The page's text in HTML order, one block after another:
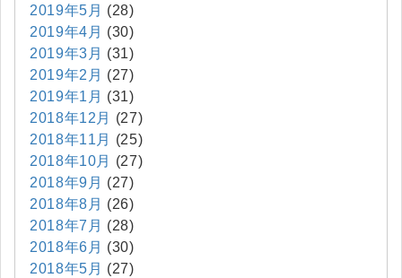
2019年5月 (28)
2019年4月 (30)
2019年3月 (31)
2019年2月 (27)
2019年1月 (31)
2018年12月
(27)
2018年11月
(25)
2018年10月
(27)
2018年9月 (27)
2018年8月 (26)
2018年7月 (28)
2018年6月 (30)
2018年5月 (27)